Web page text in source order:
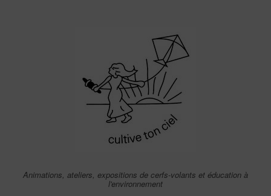
Animations, ateliers, expositions de cerfs-volants et éducation à
l'environnement